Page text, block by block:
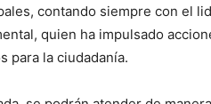
contando siempre con el
quien ha impulsado
para la ciudadanía.